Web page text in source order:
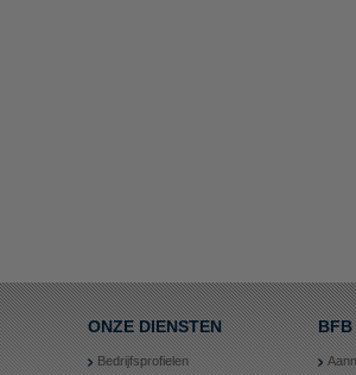
ONZE DIENSTEN
Bedrijfsprofielen
BFB